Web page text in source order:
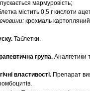
мармуровість;
містить 0,5 г кислоти
крохмаль
Таблетки.
група. Аналгетики
властивості. Препарат